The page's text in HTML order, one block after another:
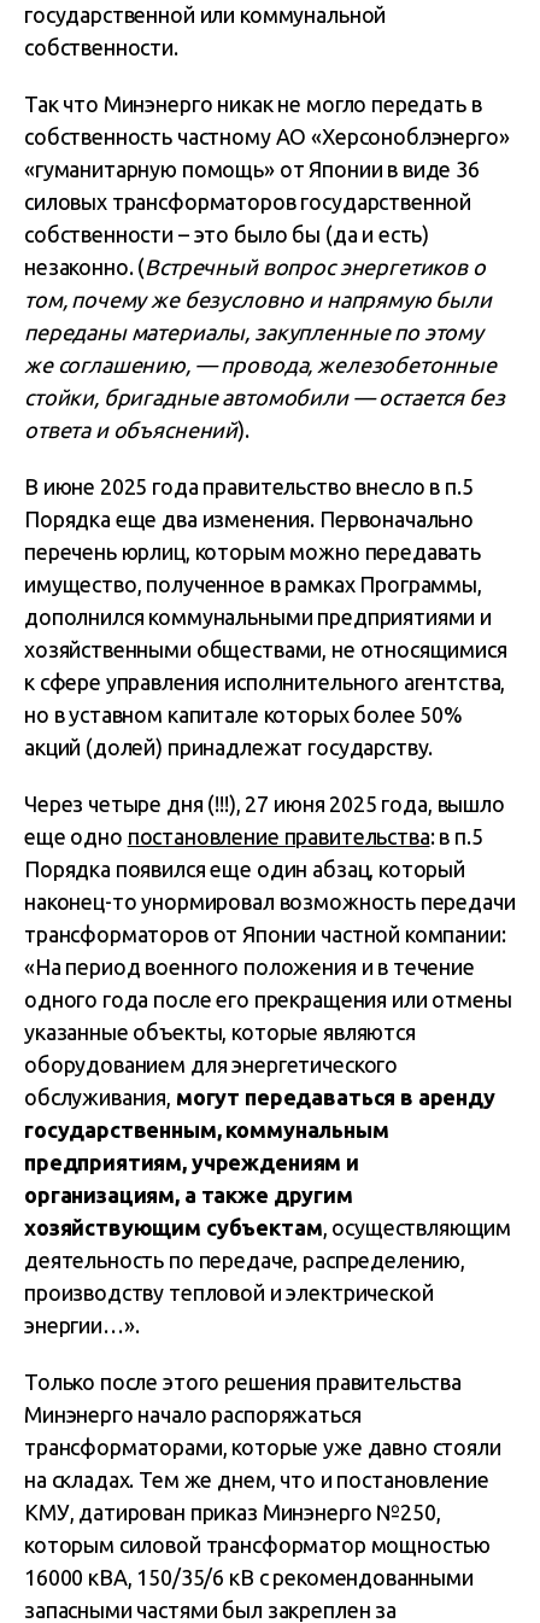
государственной или коммунальной
собственности.
Так что Минэнерго никак не могло передать в
собственность частному АО «Херсоноблэнерго»
«гуманитарную помощь» от Японии в виде 36
силовых трансформаторов государственной
собственности – это было бы (да и есть)
незаконно. (Встречный вопрос энергетиков о
том, почему же безусловно и напрямую были
переданы материалы, закупленные по этому
же соглашению, — провода, железобетонные
стойки, бригадные автомобили — остается без
ответа и объяснений).
В июне 2025 года правительство внесло в п.5
Порядка еще два изменения. Первоначально
перечень юрлиц, которым можно передавать
имущество, полученное в рамках Программы,
дополнился коммунальными предприятиями и
хозяйственными обществами, не относящимися
к сфере управления исполнительного агентства,
но в уставном капитале которых более 50%
акций (долей) принадлежат государству.
Через четыре дня (!!!), 27 июня 2025 года, вышло
еще одно постановление правительства: в п.5
Порядка появился еще один абзац, который
наконец-то унормировал возможность передачи
трансформаторов от Японии частной компании:
«На период военного положения и в течение
одного года после его прекращения или отмены
указанные объекты, которые являются
оборудованием для энергетического
обслуживания, могут передаваться в аренду
государственным, коммунальным
предприятиям, учреждениям и
организациям, а также другим
хозяйствующим субъектам , осуществляющим
деятельность по передаче, распределению,
производству тепловой и электрической
энергии…».
Только после этого решения правительства
Минэнерго начало распоряжаться
трансформаторами, которые уже давно стояли
на складах. Тем же днем, что и постановление
КМУ, датирован приказ Минэнерго №250,
которым силовой трансформатор мощностью
16000 кВА, 150/35/6 кВ с рекомендованными
запасными частями был закреплен за